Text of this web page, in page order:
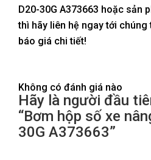
D20-30G A373663 hoặc sản
thì hãy liên hệ ngay tới
báo giá chi tiết!
Không có đánh giá nào
Hãy là người đầu
“Bơm hộp số xe
30G A373663”